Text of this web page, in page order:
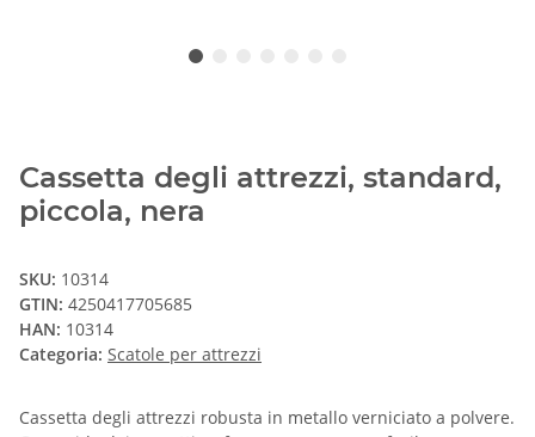
Cassetta degli attrezzi, standard,
piccola, nera
SKU: 10314
GTIN: 4250417705685
HAN: 10314
Categoria: Scatole per attrezzi
Cassetta degli attrezzi robusta in metallo verniciato a polvere.